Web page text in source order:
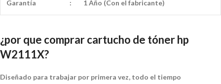
Garantía : 1 Año (Con el fabricante)
¿por que comprar cartucho de tóner hp
W2111X?
Diseñado para trabajar por primera vez, todo el tiempo